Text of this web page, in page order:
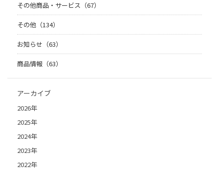
その他商品・サービス（67）
その他（134）
お知らせ（63）
商品情報（63）
アーカイブ
2026年
2025年
2024年
2023年
2022年